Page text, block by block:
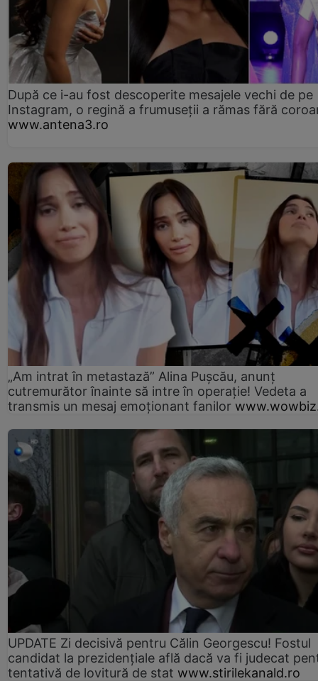
După ce i-au fost descoperite mesajele vechi de pe
Instagram, o regină a frumuseții a rămas fără
www.antena3.ro
„Am intrat în metastază” Alina Pușcău, anunț
cutremurător înainte să intre în operație! Vedeta a
transmis un mesaj emoționant fanilor
UPDATE Zi decisivă pentru Călin Georgescu! Fostul
candidat la prezidențiale află dacă va fi judecat
tentativă de lovitură de stat www.stirilekanald.ro